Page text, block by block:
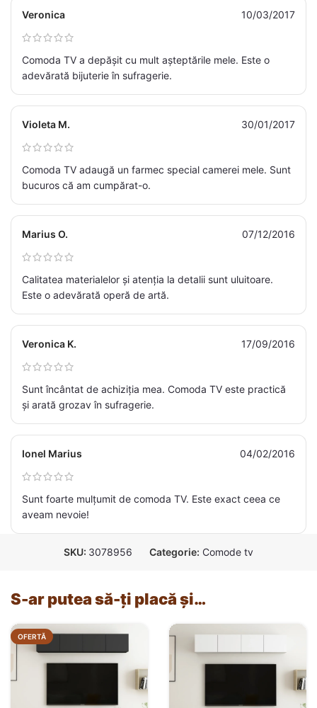
Veronica 10/03/2017
Comoda TV a depășit cu mult așteptările mele. Este o
adevărată bijuterie în sufragerie.
Violeta M. 30/01/2017
Comoda TV adaugă un farmec special camerei mele. Sunt
bucuros că am cumpărat-o.
Marius O. 07/12/2016
Calitatea materialelor și atenția la detalii sunt uluitoare.
Este o adevărată operă de artă.
Veronica K. 17/09/2016
Sunt încântat de achiziția mea. Comoda TV este practică
și arată grozav în sufragerie.
Ionel Marius 04/02/2016
Sunt foarte mulțumit de comoda TV. Este exact ceea ce
aveam nevoie!
SKU: 3078956 Categorie: Comode tv
S-ar putea să-ți placă și…
OFERTĂ